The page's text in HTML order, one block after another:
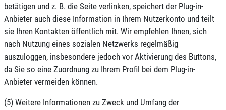
betätigen und z. B. die Seite verlinken, speichert der Plug-in-
Anbieter auch diese Information in Ihrem Nutzerkonto und teilt
sie Ihren Kontakten öffentlich mit. Wir empfehlen Ihnen, sich
nach Nutzung eines sozialen Netzwerks regelmäßig
auszuloggen, insbesondere jedoch vor Aktivierung des Buttons,
da Sie so eine Zuordnung zu Ihrem Profil bei dem Plug-in-
Anbieter vermeiden können.
(5) Weitere Informationen zu Zweck und Umfang der